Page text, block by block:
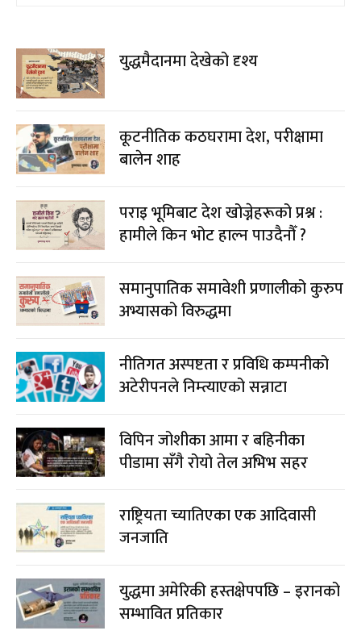
कूटनीतिक कठघरामा देश, परीक्षामा
पराइ भूमिबाट देश खोज्नेहरूको प्रश्न :
हामीले किन भोट हाल्न पाउदैनौँ ?
समानुपातिक समावेशी प्रणालीको कुरुप
अभ्यासको विरुद्धमा
नीतिगत अस्पष्टता र प्रविधि कम्पनीको
अटेरीपनले निम्त्याएको सन्नाटा
विपिन जोशीका आमा र बहिनीका
पीडामा सँगै रोयो तेल अभिभ सहर
राष्ट्रियता च्यातिएका एक आदिवासी
जनजाति
युद्धमा अमेरिकी हस्तक्षेपपछि – इरानको
सम्भावित प्रतिकार
इजरायल-इरान युद्धको टाइमलाइन